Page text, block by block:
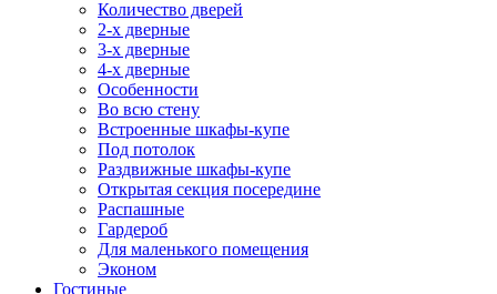
Количество дверей
2-х дверные
3-х дверные
4-х дверные
Особенности
Во всю стену
Встроенные шкафы-купе
Под потолок
Раздвижные шкафы-купе
Открытая секция посередине
Распашные
Гардероб
Для маленького помещения
Эконом
Гостиные